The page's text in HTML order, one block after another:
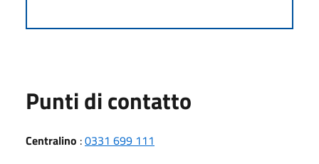
Punti di contatto
Centralino :0331 699 111